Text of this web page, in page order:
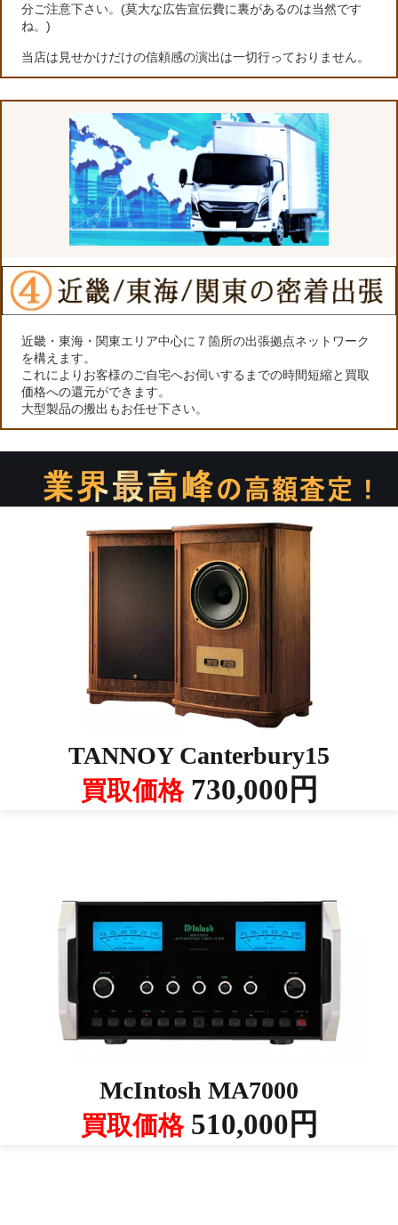
分ご注意下さい。(莫大な広告宣伝費に裏があるのは当然です
ね。)
当店は見せかけだけの信頼感の演出は一切行っておりません。
近畿・東海・関東エリア中心に７箇所の出張拠点ネットワーク
を構えます。
これによりお客様のご自宅へお伺いするまでの時間短縮と買取
価格への還元ができます。
大型製品の搬出もお任せ下さい。
TANNOY Canterbury15
買取価格730,000円
McIntosh MA7000
買取価格510,000円